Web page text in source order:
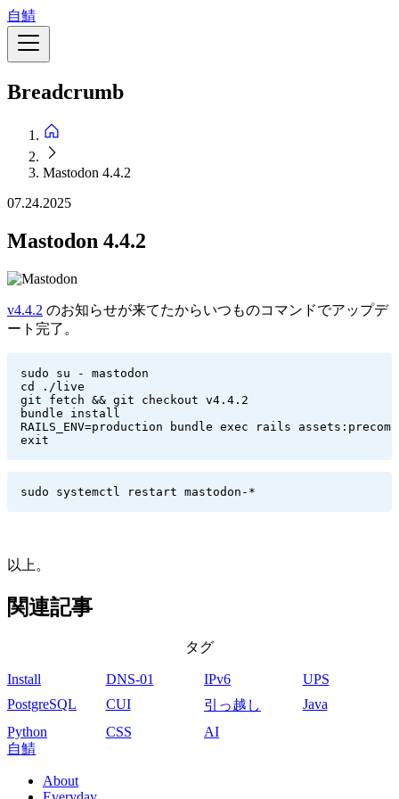
メ
イ
ン
ン
動
自鯖
Breadcrumb
Mastodon 4.4.2
07.24.2025
Mastodon 4.4.2
v4.4.2 のお知らせが来てたからいつものコマンドでアップデ
ート完了。
sudo su - mastodon
cd ./live
git fetch && git checkout v4.4.2
bundle install
RAILS_ENV=production bundle exec rails
exit
sudo systemctl restart mastodon-*
以上。
関連記事
タグ
Install DNS-01 IPv6
UPS
PostgreSQL
CUI 引っ越し
Java
Python
CSS
AI
自鯖
About